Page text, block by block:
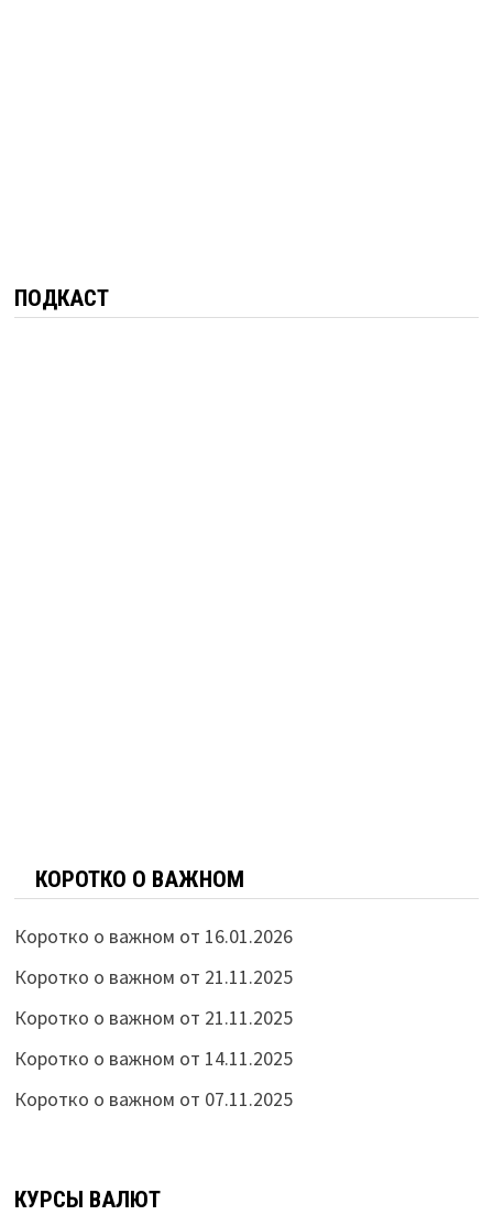
ПОДКАСТ
КОРОТКО О ВАЖНОМ
Коротко о важном от 16.01.2026
Коротко о важном от 21.11.2025
Коротко о важном от 21.11.2025
Коротко о важном от 14.11.2025
Коротко о важном от 07.11.2025
КУРСЫ ВАЛЮТ